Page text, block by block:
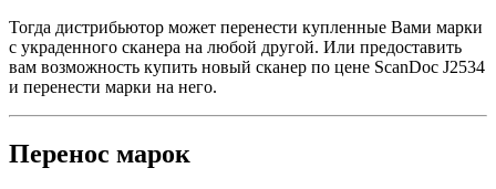
Тогда дистрибьютор может перенести купленные Вами марки
с украденного сканера на любой другой. Или предоставить
вам возможность купить новый сканер по цене ScanDoc J2534
и перенести марки на него.
Перенос марок